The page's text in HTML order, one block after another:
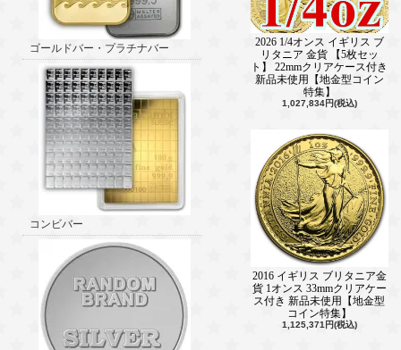
ゴールドバー・プラチナバー
コンビバー
2026 1/4オンス イギリス ブ
リタニア 金貨 【5枚セッ
ト】 22mmクリアケース付き
新品未使用【地金型コイン
特集】
1,027,834円(税込)
2016 イギリス ブリタニア金
貨 1オンス 33mmクリアケー
ス付き 新品未使用【地金型
コイン特集】
1,125,371円(税込)